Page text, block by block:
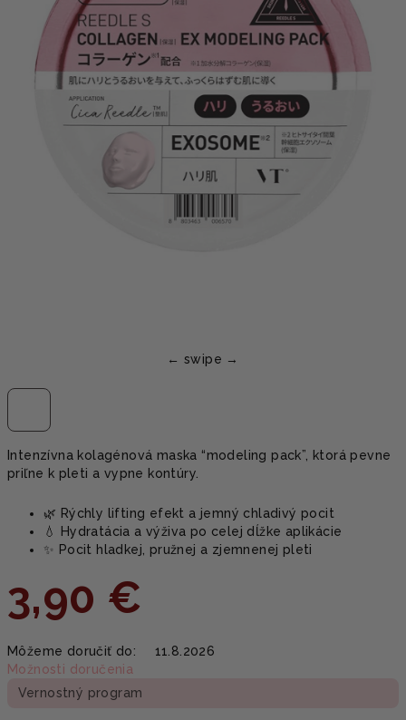
Intenzívna kolagénová maska “modeling pack”, ktorá pevne
priľne k pleti a vypne kontúry.
🌿 Rýchly lifting efekt a jemný chladivý pocit
💧 Hydratácia a výživa po celej dĺžke aplikácie
✨ Pocit hladkej, pružnej a zjemnenej pleti
3,90 €
cena:
Môžeme doručiť do:
11.8.2026
Možnosti doručenia
Vernostný program